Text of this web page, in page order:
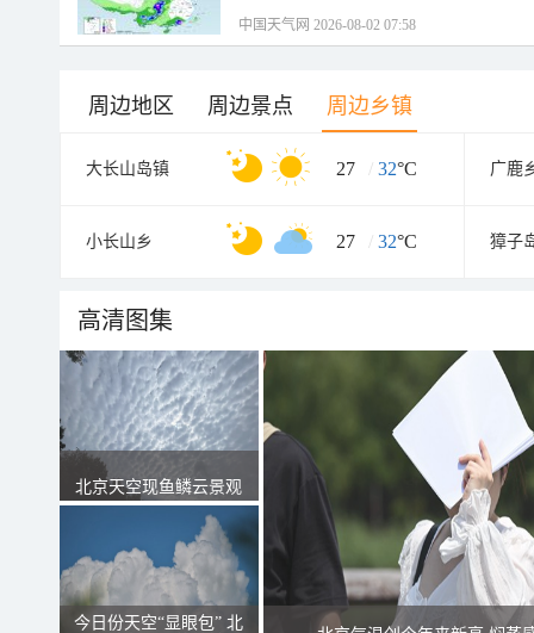
中国天气网 2026-08-02 07:58
周边地区 周边景点 周边乡镇
大长山岛镇 27 / 32°C 广鹿
小长山乡 27 / 32°C 獐子
高清图集
北京天空现鱼鳞云景观
今日份天空“显眼包” 北